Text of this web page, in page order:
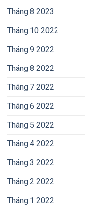
Tháng 8 2023
Tháng 10 2022
Tháng 9 2022
Tháng 8 2022
Tháng 7 2022
Tháng 6 2022
Tháng 5 2022
Tháng 4 2022
Tháng 3 2022
Tháng 2 2022
Tháng 1 2022